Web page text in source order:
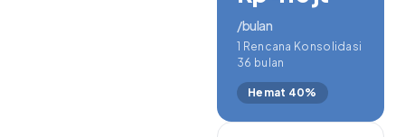
/bulan
1 Rencana Konsolidasi
36 bulan
Hemat 40%